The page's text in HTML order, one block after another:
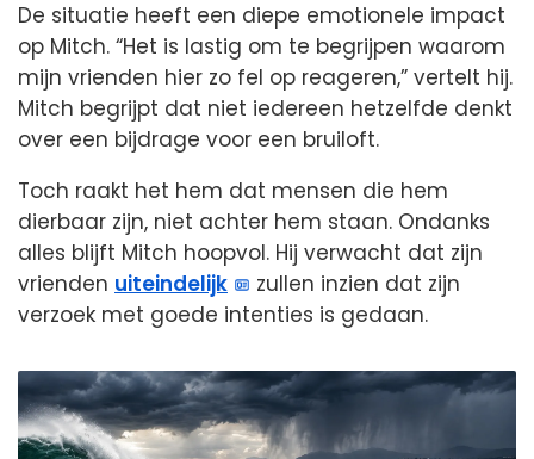
De situatie heeft een diepe emotionele impact
op Mitch. “Het is lastig om te begrijpen waarom
mijn vrienden hier zo fel op reageren,” vertelt hij.
Mitch begrijpt dat niet iedereen hetzelfde denkt
over een bijdrage voor een bruiloft.
Toch raakt het hem dat mensen die hem
dierbaar zijn, niet achter hem staan. Ondanks
alles blijft Mitch hoopvol. Hij verwacht dat zijn
vrienden uiteindelijk
zullen inzien dat zijn
verzoek met goede intenties is gedaan.